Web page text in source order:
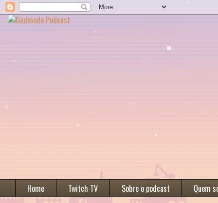
Home Twitch TV Sobre o podcast Quem